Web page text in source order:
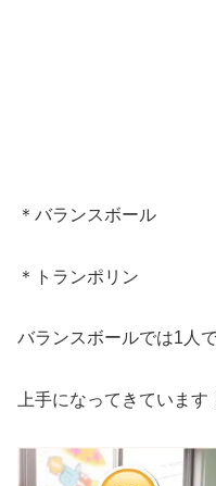
＊バランスボール
＊トランポリン
バランスボールでは1人
上手になってきています